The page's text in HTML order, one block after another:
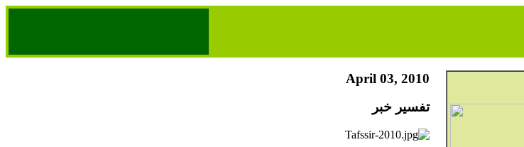
April 03, 2010
تفسير خبر